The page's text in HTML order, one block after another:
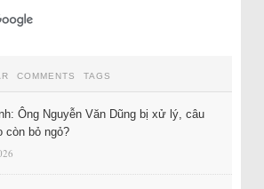
COMMENTS TAGS
Ông Nguyễn Văn Dũng bị xử lý, câu
còn bỏ ngỏ?